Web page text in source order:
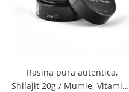
Rasina pura autentica,
Shilajit 20g / Mumie, Vitamine